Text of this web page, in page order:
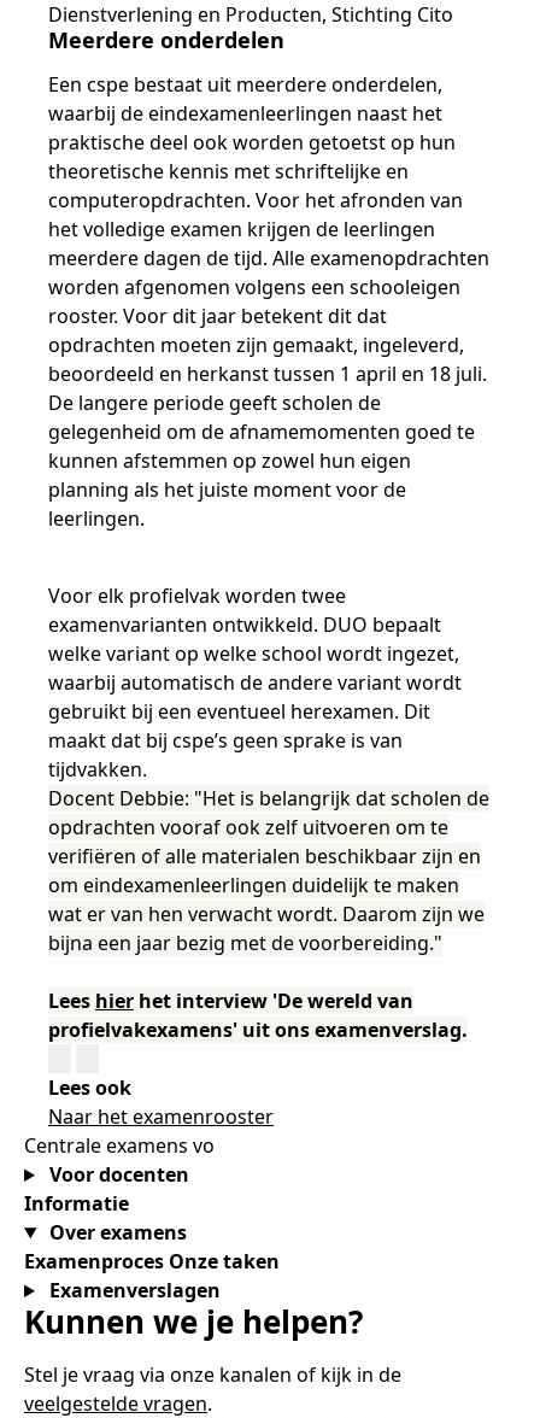
Dienstverlening en Producten, Stichting Cito
Meerdere onderdelen
Een cspe bestaat uit meerdere onderdelen,
waarbij de eindexamenleerlingen naast het
praktische deel ook worden getoetst op hun
theoretische kennis met schriftelijke en
computeropdrachten. Voor het afronden van
het volledige examen krijgen de leerlingen
meerdere dagen de tijd. Alle examenopdrachten
worden afgenomen volgens een schooleigen
rooster. Voor dit jaar betekent dit dat
opdrachten moeten zijn gemaakt, ingeleverd,
beoordeeld en herkanst tussen 1 april en 18 juli.
De langere periode geeft scholen de
gelegenheid om de afnamemomenten goed te
kunnen afstemmen op zowel hun eigen
planning als het juiste moment voor de
leerlingen.
Voor elk profielvak worden twee
examenvarianten ontwikkeld. DUO bepaalt
welke variant op welke school wordt ingezet,
waarbij automatisch de andere variant wordt
gebruikt bij een eventueel herexamen. Dit
maakt dat bij cspe’s geen sprake is van
tijdvakken.
Docent Debbie: "Het is belangrijk dat scholen de
opdrachten vooraf ook zelf uitvoeren om te
verifiëren of alle materialen beschikbaar zijn en
om eindexamenleerlingen duidelijk te maken
wat er van hen verwacht wordt. Daarom zijn we
bijna een jaar bezig met de voorbereiding."
Lees hier het interview 'De wereld van
profielvakexamens' uit ons examenverslag.
Lees ook
Naar het examenrooster
Centrale examens vo
Voor docenten
Informatie
Over examens
Examenproces Onze taken
Examenverslagen
Kunnen we je helpen?
Stel je vraag via onze kanalen of kijk in de
veelgestelde vragen.